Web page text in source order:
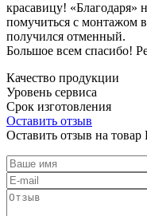
красавицу!
помучиться с монтажом
получился отменный.
Большое всем спасибо!
Качество продукции
Уровень сервиса
Срок изготовления
Оставить отзыв
Оставить отзыв на товар